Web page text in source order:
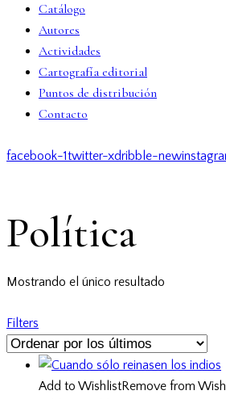
Catálogo
Autores
Actividades
Cartografía editorial
Puntos de distribución
Contacto
facebook-1twitter-xdribble-new
Política
Mostrando el único resultado
Filters
Add to WishlistRemove from